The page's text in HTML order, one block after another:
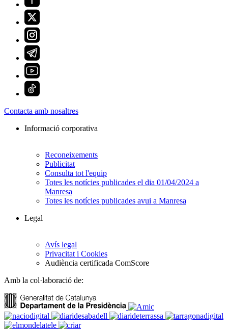
Contacta amb nosaltres
Informació corporativa
Reconeixements
Publicitat
Consulta tot l'equip
Totes les notícies publicades el dia 01/04/2024 a
Manresa
Totes les notícies publicades avui a Manresa
Legal
Avís legal
Privacitat i Cookies
Audiència certificada ComScore
Amb la col·laboració de: